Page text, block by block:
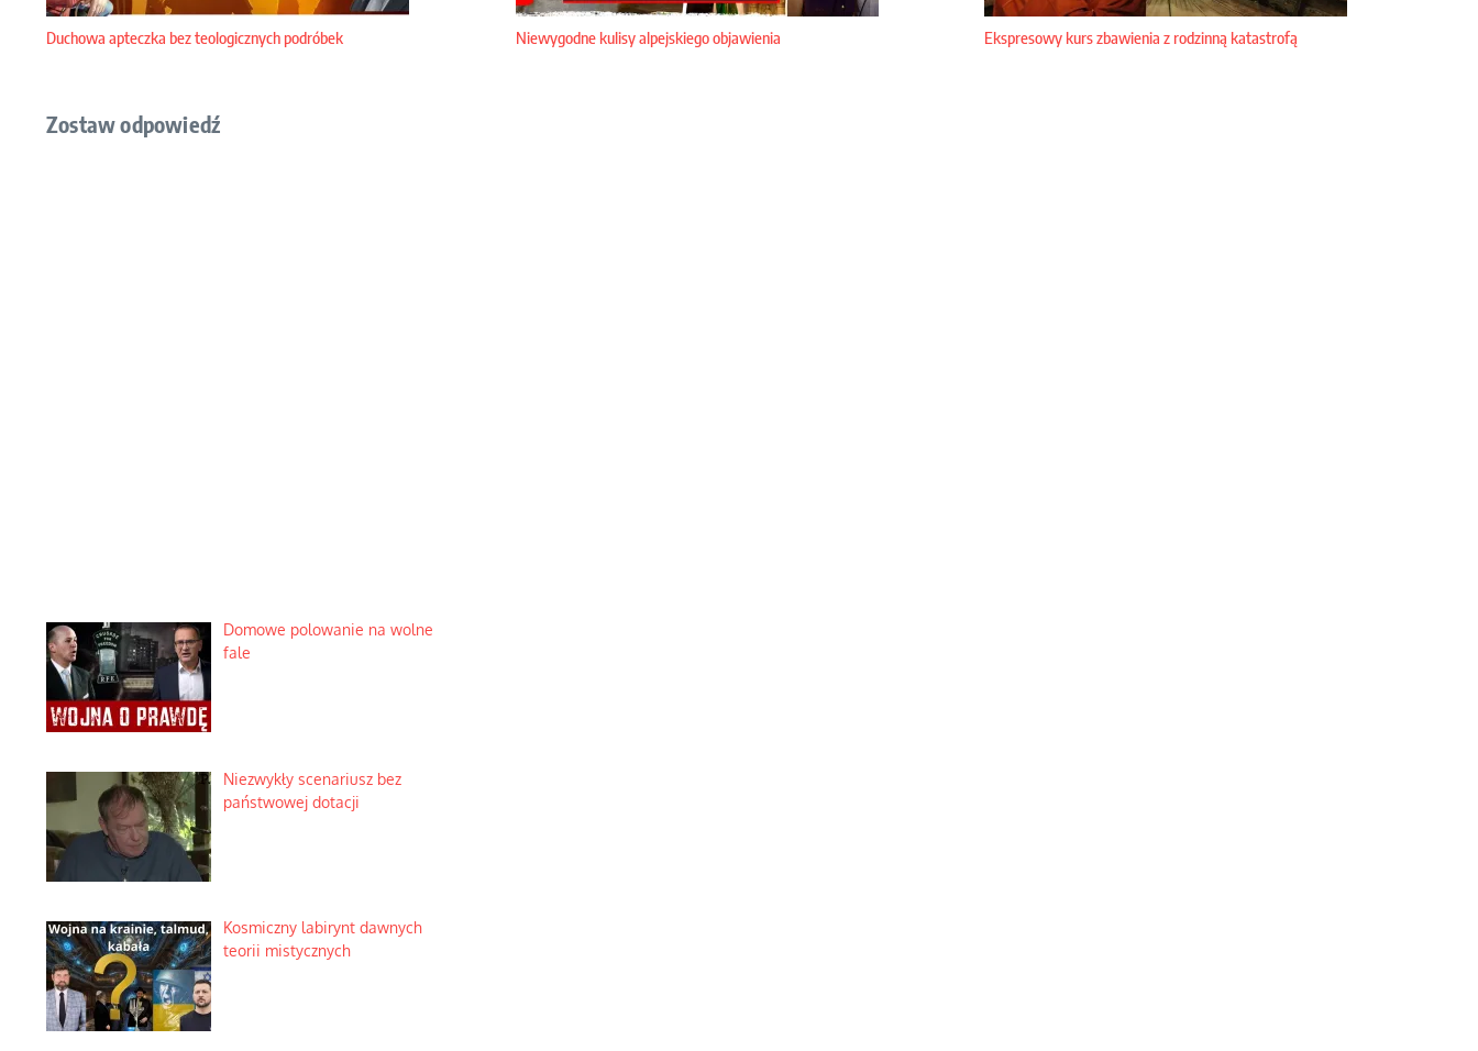
Duchowa apteczka bez teologicznych podróbek Niewygodne kulisy alpejskiego objawienia Ekspresowy kurs zbawienia z rodzinną katastrofą
Zostaw odpowiedź
Domowe polowanie na wolne
fale
Niezwykły scenariusz bez
państwowej dotacji
Kosmiczny labirynt dawnych
teorii mistycznych